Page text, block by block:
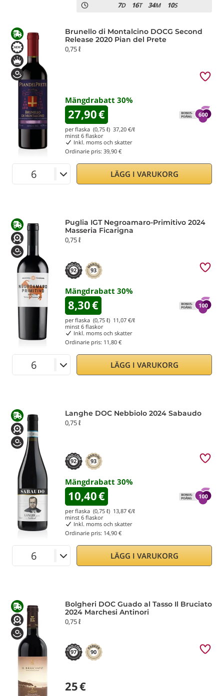
7D 16T 34M 9S
Brunello di Montalcino DOCG Second
Release 2020 Pian del Prete
0,75 ℓ
Mängdrabatt 30%
27,90€
per flaska (0,75 ℓ) 37,20 €/ℓ
minst 6 flaskor
Inkl. moms och skatter
Ordinarie pris: 39,90 €
LÄGG I VARUKORG
Puglia IGT Negroamaro-Primitivo 2024
Masseria Ficarigna
0,75 ℓ
92 93
Mängdrabatt 30%
8,30€
per flaska (0,75 ℓ) 11,07 €/ℓ
minst 6 flaskor
Inkl. moms och skatter
Ordinarie pris: 11,80 €
LÄGG I VARUKORG
Langhe DOC Nebbiolo 2024 Sabaudo
0,75 ℓ
92 93
Mängdrabatt 30%
10,40€
per flaska (0,75 ℓ) 13,87 €/ℓ
minst 6 flaskor
Inkl. moms och skatter
Ordinarie pris: 14,90 €
LÄGG I VARUKORG
Bolgheri DOC Guado al Tasso Il Bruciato
2024 Marchesi Antinori
0,75 ℓ
97 90
25€